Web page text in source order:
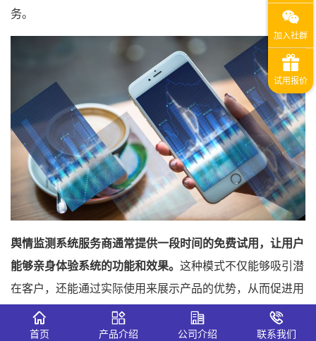
务。
舆情监测系统服务商通常提供一段时间的免费试用，让用户
能够亲身体验系统的功能和效果。 这种模式不仅能够吸引潜
在客户，还能通过实际使用来展示产品的优势，从而促进用
户对正式版的购买。免费试用的时长和功能范围因服务商而
异，但普遍来说，免费版已经能够满足用户的基本需求。
首页 产品介绍 公司介绍 联系我们